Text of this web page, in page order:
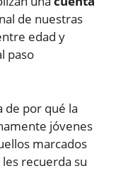
de nuestras
edad y
paso
de por qué la
jóvenes
marcados
recuerda su